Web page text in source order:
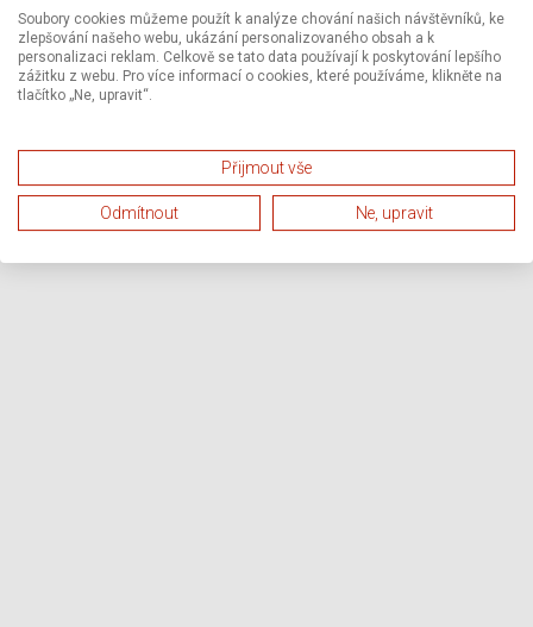
Soubory cookies můžeme použít k analýze chování našich návštěvníků, ke
zlepšování našeho webu, ukázání personalizovaného obsah a k
personalizaci reklam. Celkově se tato data používají k poskytování lepšího
zážitku z webu. Pro více informací o cookies, které používáme, klikněte na
tlačítko „Ne, upravit“.
Přijmout vše
Odmítnout Ne, upravit